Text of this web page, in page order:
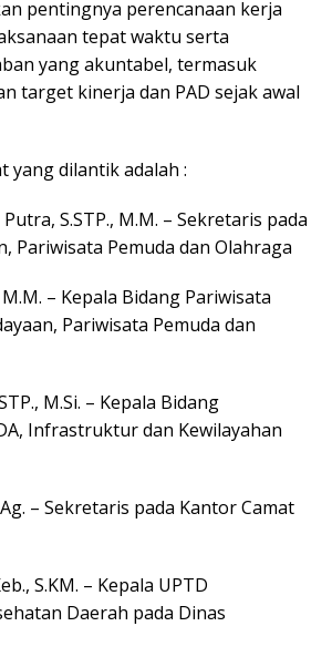
pentingnya perencanaan kerja
tepat waktu serta
yang akuntabel, termasuk
target kinerja dan PAD sejak awal
yang dilantik adalah :
S.STP., M.M. – Sekretaris pada
Pariwisata Pemuda dan Olahraga
M.M. – Kepala Bidang Pariwisata
Pariwisata Pemuda dan
M.Si. – Kepala Bidang
Infrastruktur dan Kewilayahan
– Sekretaris pada Kantor Camat
S.KM. – Kepala UPTD
Daerah pada Dinas